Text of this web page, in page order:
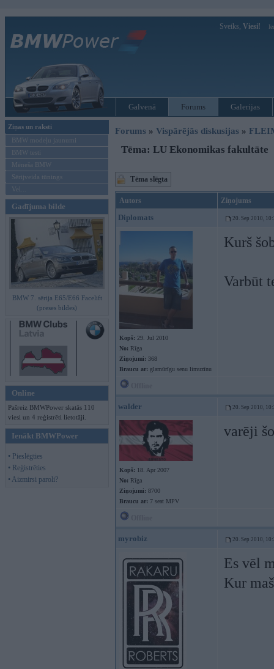
Sveiks, Viesi!
Galvenā Forums Galerijas
Ziņas un raksti
BMW modeļu jaunumi
BMW testi
Mēneša BMW
Sērijveida tūnings
Vel...
Gadījuma bilde
BMW 7. sērija E65/E66 Facelift
(preses bildes)
Online
Pašreiz BMWPower skatās 110
viesi un 4 reģistrēti lietotāji.
Ienākt BMWPower
• Pieslēgties
• Reģistrēties
• Aizmirsi paroli?
Forums » Vispārējās diskusijas »
Tēma: LU Ekonomikas fakultāte
Tēma slēgta
Autors Ziņojums
Diplomats 20. Sep 2010,
Kopš: 29. Jul 2010
No: Rīga
Ziņojumi: 368
Braucu ar: glamūrīgu senu limuzīnu
Kurš
Varbūt
walder 20. Sep 2010,
Kopš: 18. Apr 2007
No: Rīga
Ziņojumi: 8700
Braucu ar: 7 seat MPV
varēji
myrobiz 20. Sep 2010,
Es vēl
Kur